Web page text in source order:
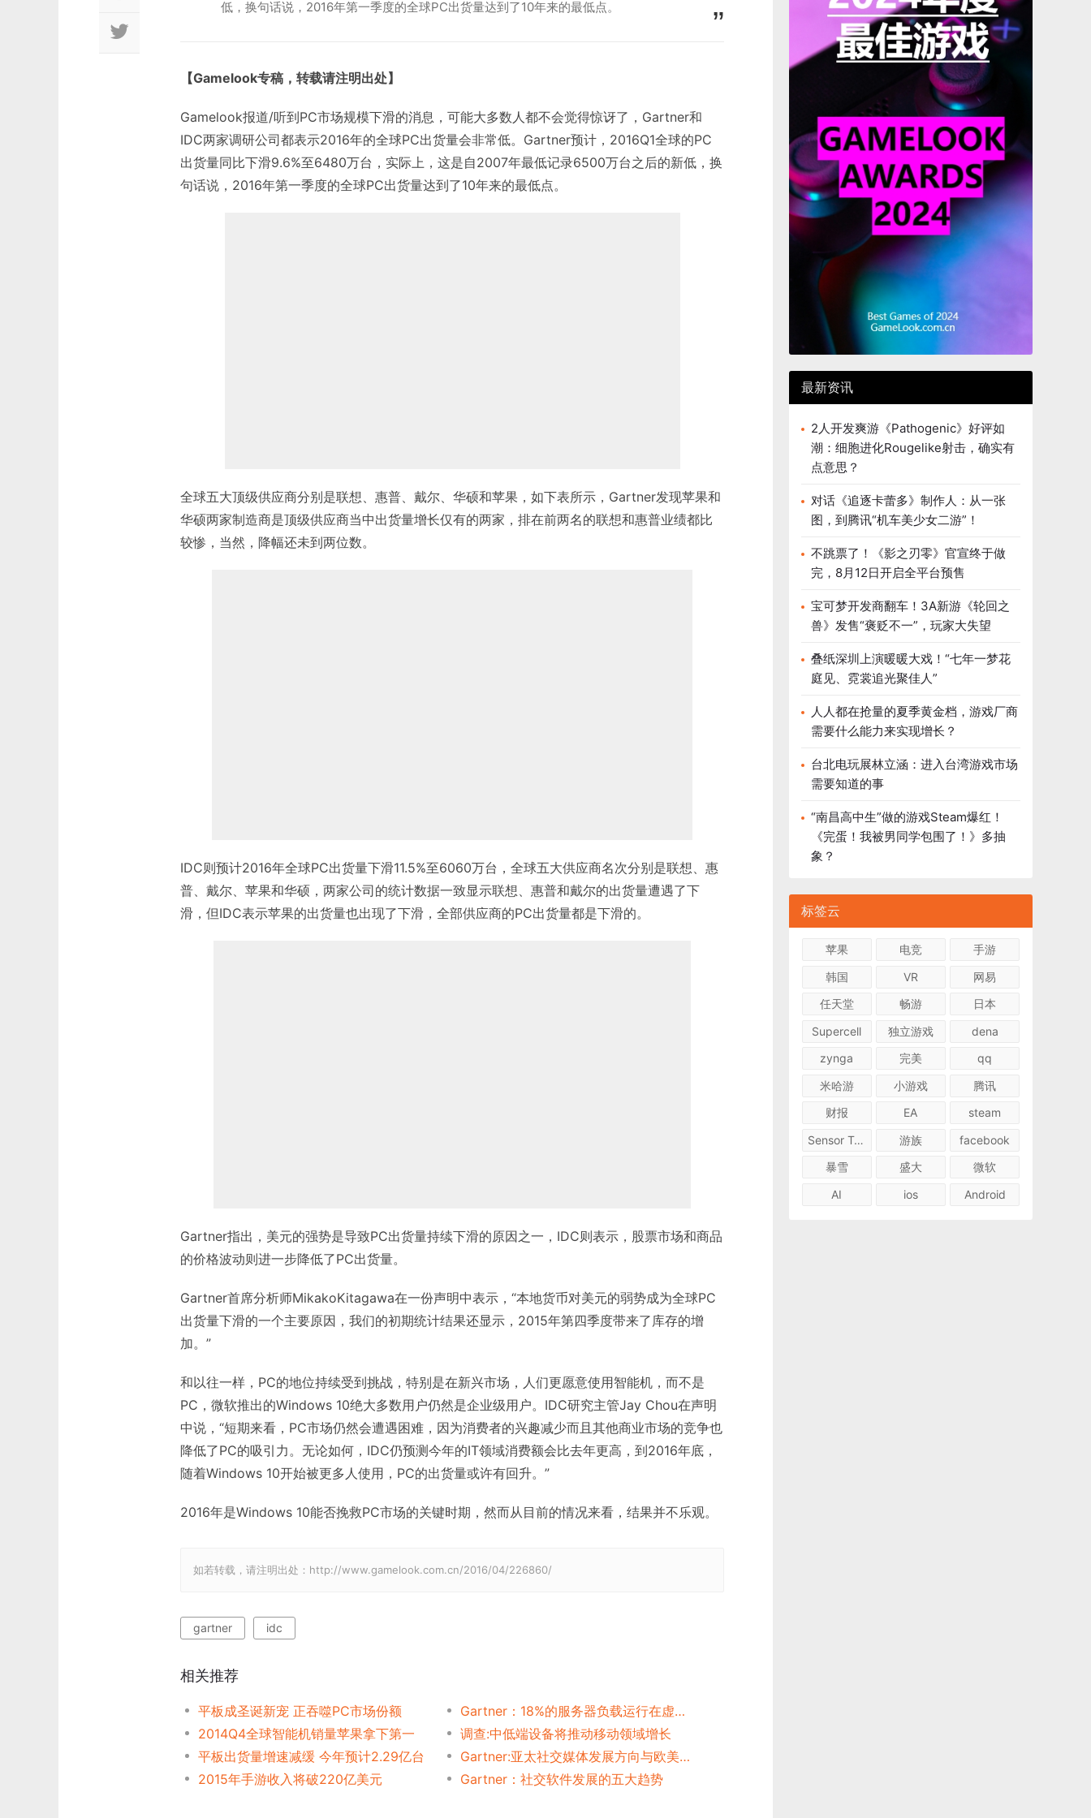
低，换句话说，2016年第一季度的全球PC出货量达到了10年来的最低点。
【Gamelook专稿，转载请注明出处】
Gamelook报道/听到PC市场规模下滑的消息，可能大多数人都不会觉得惊讶了，Gartner和
IDC两家调研公司都表示2016年的全球PC出货量会非常低。Gartner预计，2016Q1全球的PC
出货量同比下滑9.6%至6480万台，实际上，这是自2007年最低记录6500万台之后的新低，换
句话说，2016年第一季度的全球PC出货量达到了10年来的最低点。
全球五大顶级供应商分别是联想、惠普、戴尔、华硕和苹果，如下表所示，Gartner发现苹果和
华硕两家制造商是顶级供应商当中出货量增长仅有的两家，排在前两名的联想和惠普业绩都比
较惨，当然，降幅还未到两位数。
IDC则预计2016年全球PC出货量下滑11.5%至6060万台，全球五大供应商名次分别是联想、惠
普、戴尔、苹果和华硕，两家公司的统计数据一致显示联想、惠普和戴尔的出货量遭遇了下
滑，但IDC表示苹果的出货量也出现了下滑，全部供应商的PC出货量都是下滑的。
Gartner指出，美元的强势是导致PC出货量持续下滑的原因之一，IDC则表示，股票市场和商品
的价格波动则进一步降低了PC出货量。
Gartner首席分析师MikakoKitagawa在一份声明中表示，“本地货币对美元的弱势成为全球PC
出货量下滑的一个主要原因，我们的初期统计结果还显示，2015年第四季度带来了库存的增
加。”
和以往一样，PC的地位持续受到挑战，特别是在新兴市场，人们更愿意使用智能机，而不是
PC，微软推出的Windows 10绝大多数用户仍然是企业级用户。IDC研究主管Jay Chou在声明
中说，“短期来看，PC市场仍然会遭遇困难，因为消费者的兴趣减少而且其他商业市场的竞争也
降低了PC的吸引力。无论如何，IDC仍预测今年的IT领域消费额会比去年更高，到2016年底，
随着Windows 10开始被更多人使用，PC的出货量或许有回升。”
2016年是Windows 10能否挽救PC市场的关键时期，然而从目前的情况来看，结果并不乐观。
如若转载，请注明出处：http://www.gamelook.com.cn/2016/04/226860/
gartner idc
相关推荐
平板成圣诞新宠 正吞噬PC市场份额
Gartner：18%的服务器负载运行在虚拟服务器上
2014Q4全球智能机销量苹果拿下第一
调查:中低端设备将推动移动领域增长
平板出货量增速减缓 今年预计2.29亿台
Gartner:亚太社交媒体发展方向与欧美不同‎
2015年手游收入将破220亿美元
Gartner：社交软件发展的五大趋势
最新资讯
2人开发爽游《Pathogenic》好评如
潮：细胞进化Rougelike射击，确实有
点意思？
对话《追逐卡蕾多》制作人：从一张
图，到腾讯“机车美少女二游”！
不跳票了！《影之刃零》官宣终于做
完，8月12日开启全平台预售
宝可梦开发商翻车！3A新游《轮回之
兽》发售“褒贬不一”，玩家大失望
叠纸深圳上演暖暖大戏！“七年一梦花
庭见、霓裳追光聚佳人”
人人都在抢量的夏季黄金档，游戏厂商
需要什么能力来实现增长？
台北电玩展林立涵：进入台湾游戏市场
需要知道的事
“南昌高中生”做的游戏Steam爆红！
《完蛋！我被男同学包围了！》多抽
象？
标签云
苹果 电竞
手游
韩国
VR
网易
任天堂
畅游
日本
Supercell
独立游戏
dena
zynga
完美
qq
米哈游
小游戏
腾讯
财报
EA
steam
Sensor Tower
游族
facebook
暴雪
盛大
微软
AI
ios Android